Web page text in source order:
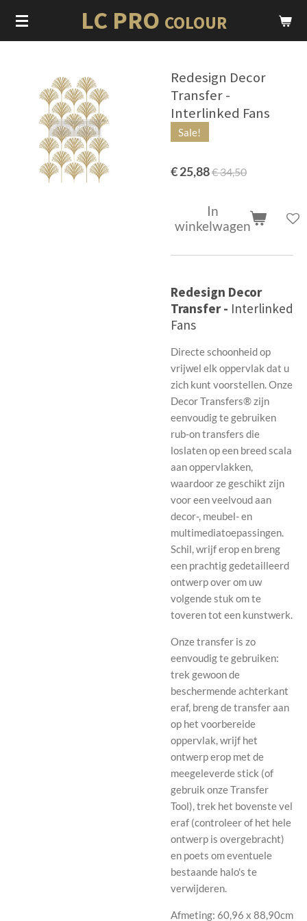
Ga
direct
hoofdinhoud
LC PRO COLOUR
Redesign Decor
Transfer -
Interlinked Fans
Sale!
€ 25,88€ 34,50
In
winkelwagen
Redesign Decor
Transfer - Interlinked
Fans
Directe schoonheid op
vrijwel elk oppervlak dat u
zich kunt voorstellen. Onze
Decor Transfers® zijn
eenvoudig te gebruiken
rub-on transfers die
loslaten op een breed scala
aan oppervlakken,
waardoor ze geschikt zijn
voor een veelvoud aan
decor-, meubel- en
multimediatoepassingen.
Schil, wrijf erop en breng
een prachtig gedetailleerd
ontwerp over om uw
volgende stuk om te
toveren tot een kunstwerk.
Onze transfer is zo
eenvoudig te gebruiken:
trek gewoon de
beschermende achterkant
eraf, breng de transfer aan
op het voorbereide
oppervlak, wrijf het
ontwerp erop met de
meegeleverde stick (of
gebruik onze Transfer
Tool), trek het bovenste vel
eraf (controleer of het hele
ontwerp is overgebracht)
en poets om eventuele
bestaande halo's te
verwijderen.
Afmeting: 60,96 x 88,90cm